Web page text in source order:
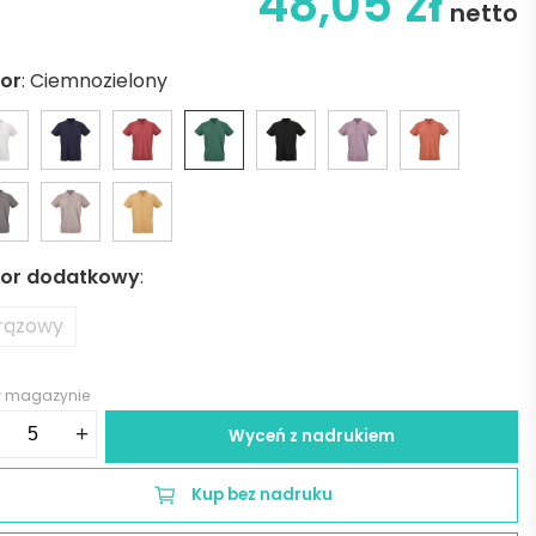
netto
: Ciemnozielony
dodatkowy:
magazynie
+ Wyceń z nadrukiem
Kup bez nadruku